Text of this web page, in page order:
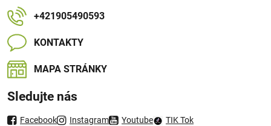
+421905490593
KONTAKTY
MAPA STRÁNKY
Sledujte nás
Facebook Instagram Youtube TIK Tok